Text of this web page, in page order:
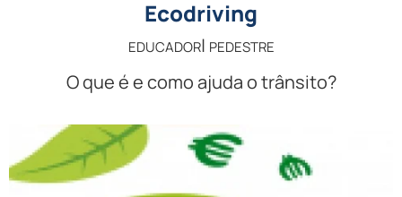
Ecodriving
EDUCADOR| PEDESTRE
O que é e como ajuda o trânsito?